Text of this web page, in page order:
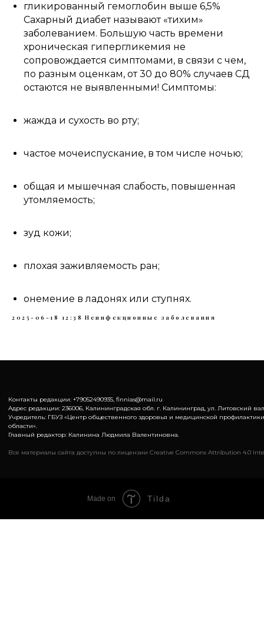
гликированный гемоглобин выше 6,5%
Сахарный диабет называют «тихим»
заболеванием. Большую часть времени
хроническая гипергликемия не
сопровождается симптомами, в связи с чем,
по разным оценкам, от 30 до 80% случаев СД
остаются не выявленными! Симптомы:
жажда и сухость во рту;
частое мочеиспускание, в том числе ночью;
общая и мышечная слабость, повышенная
утомляемость;
зуд кожи;
плохая заживляемость ран;
онемение в ладонях или ступнях.
2025-06-18 12:38 Неинфекционные заболевания
Контакты редакции: +79052490935, finnias@mail.ru
Адрес редакции: 236006, Калининградская обл. г. Калининград, ул. Литовский
Учредитель: ГБУЗ «Центр общественного здоровья и медицинской
области».
Главный редактор: Калинина Людмила Валентиновна.
Все материалы сайта доступны по лицензии Creative Commons Attribution 4.0
Made on Tilda